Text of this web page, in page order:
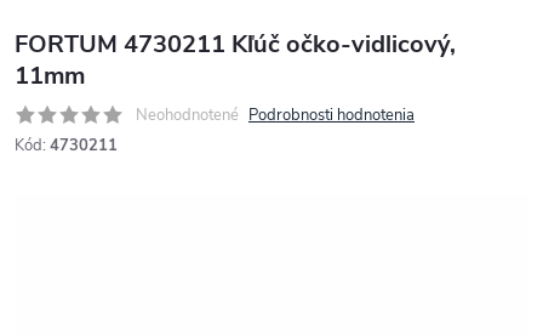
FORTUM 4730211 Kľúč očko-vidlicový,
11mm
Neohodnotené Podrobnosti hodnotenia
Kód: 4730211